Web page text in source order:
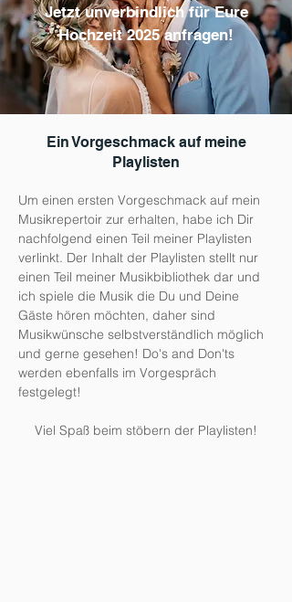
Jetzt unverbindlich für Eure
Hochzeit 2025 anfragen!
Ein Vorgeschmack auf meine
Playlisten
Um einen ersten Vorgeschmack auf mein
Musikrepertoir zur erhalten, habe ich Dir
nachfolgend einen Teil meiner Playlisten
verlinkt. Der Inhalt der Playlisten stellt nur
einen Teil meiner Musikbibliothek dar und
ich spiele die Musik die Du und Deine
Gäste hören möchten, daher sind
Musikwünsche selbstverständlich möglich
und gerne gesehen! Do's and Don'ts
werden ebenfalls im Vorgespräch
festgelegt!
Viel Spaß beim stöbern der Playlisten!